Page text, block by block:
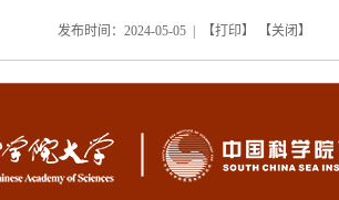
发布时间：2024-05-05 | 【打印】 【关闭 】